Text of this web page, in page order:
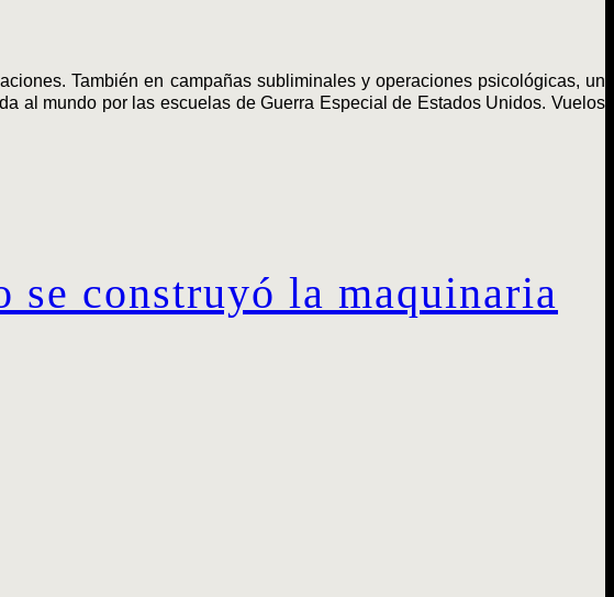
También en campañas subliminales y operaciones psicológicas, un
al mundo por las escuelas de Guerra Especial de Estados Unidos. Vuelos
se construyó la maquinaria